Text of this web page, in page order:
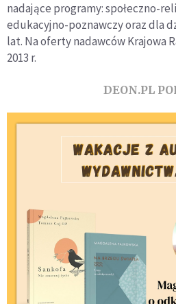
nadające programy: społeczno-
edukacyjno-poznawczy oraz dla
lat. Na oferty nadawców Krajowa
2013 r.
DEON.PL